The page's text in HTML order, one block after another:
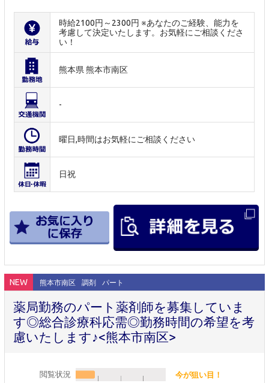
時給2100円～2300円 ※あなたのご経験、能力を
考慮して決定いたします。お気軽にご相談くださ
い！
熊本県 熊本市南区
-
曜日,時間はお気軽にご相談ください
日祝
NEW 熊本市南区 調剤 パート
薬局勤務のパート薬剤師を募集していま
す◎総合診療科応需◎勤務時間の希望を考
慮いたします♪<熊本市南区>
閲覧状況 今が狙い目！